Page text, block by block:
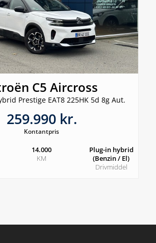
C5 Aircross
Prestige EAT8 225HK 5d 8g Aut.
259.990 kr.
Kontantpris
14.000
KM
Plug-in hybrid
(Benzin / El)
Drivmiddel